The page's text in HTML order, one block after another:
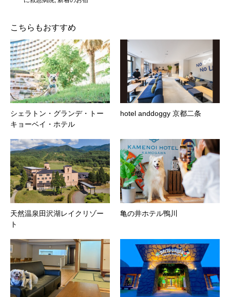
こちらもおすすめ
シェラトン・グランデ・トー
キョーベイ・ホテル
hotel anddoggy 京都二条
天然温泉田沢湖レイクリゾー
ト
亀の井ホテル鴨川